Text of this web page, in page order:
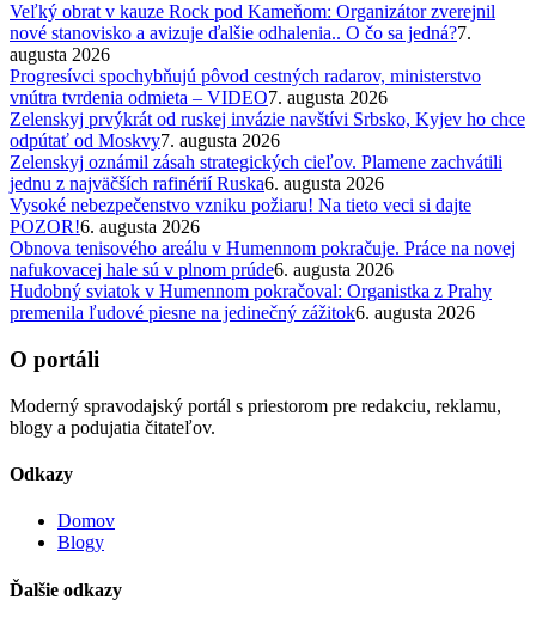
Veľký obrat v kauze Rock pod Kameňom: Organizátor zverejnil
nové stanovisko a avizuje ďalšie odhalenia.. O čo sa jedná?7.
augusta 2026
Progresívci spochybňujú pôvod cestných radarov, ministerstvo
vnútra tvrdenia odmieta – VIDEO7. augusta 2026
Zelenskyj prvýkrát od ruskej invázie navštívi Srbsko, Kyjev ho chce
odpútať od Moskvy7. augusta 2026
Zelenskyj oznámil zásah strategických cieľov. Plamene zachvátili
jednu z najväčších rafinérií Ruska6. augusta 2026
Vysoké nebezpečenstvo vzniku požiaru! Na tieto veci si dajte
POZOR!6. augusta 2026
Obnova tenisového areálu v Humennom pokračuje. Práce na novej
nafukovacej hale sú v plnom prúde6. augusta 2026
Hudobný sviatok v Humennom pokračoval: Organistka z Prahy
premenila ľudové piesne na jedinečný zážitok6. augusta 2026
O portáli
Moderný spravodajský portál s priestorom pre redakciu, reklamu,
blogy a podujatia čitateľov.
Odkazy
Domov
Blogy
Ďalšie odkazy